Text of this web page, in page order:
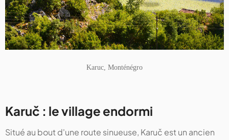
Karuc, Monténégro
Karuč : le village endormi
Situé au bout d'une route sinueuse, Karuč est un ancien